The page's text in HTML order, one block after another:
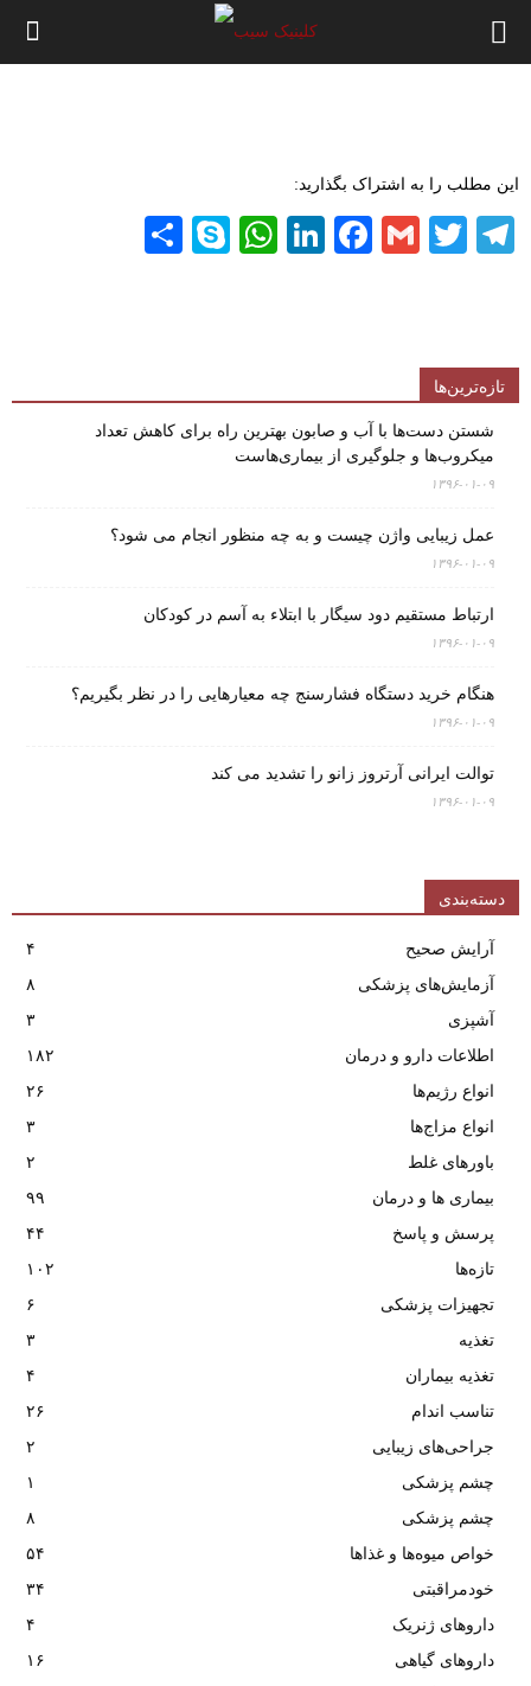
این مطلب را به اشتراک بگذارید:
Telegram
Twitter
Gmail
Facebook
LinkedIn
WhatsApp
Skype
تازه‌ترین‌ها
شستن دست‌ها با آب و صابون بهترین راه برای کاهش تعداد
میکروب‌ها و جلوگیری از بیماری‌هاست
۱۳۹۶-۰۱-۰۹
عمل زیبایی واژن چیست و به چه منظور انجام می شود؟
۱۳۹۶-۰۱-۰۹
ارتباط مستقیم دود سیگار با ابتلاء به آسم در کودکان
۱۳۹۶-۰۱-۰۹
هنگام خرید دستگاه فشارسنج چه معیارهایی را در نظر بگیریم؟
۱۳۹۶-۰۱-۰۹
توالت ایرانی آرتروز زانو را تشدید می کند
۱۳۹۶-۰۱-۰۹
دسته‌بندی
آرایش صحیح
۴
آزمایش‌های پزشکی
۸
آشپزی
۳
اطلاعات دارو و درمان
۱۸۲
انواع رژیم‌ها
۲۶
انواع مزاج‌ها
۳
باورهای غلط
۲
بیماری ها و درمان
۹۹
پرسش و پاسخ
۴۴
تازه‌ها
۱۰۲
تجهیزات پزشکی
۶
تغذیه
۳
تغذیه بیماران
۴
تناسب اندام
۲۶
جراحی‌های زیبایی
۲
چشم پزشکی
۱
چشم پزشکی
۸
خواص میوه‌ها و غذاها
۵۴
خودمراقبتی
۳۴
داروهای ژنریک
۴
داروهای گیاهی
۱۶